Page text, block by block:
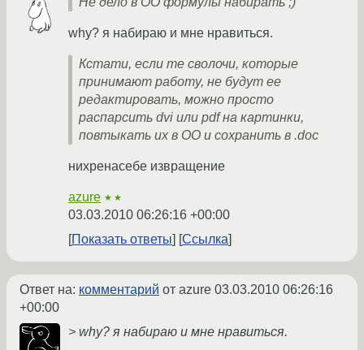
why? я набираю и мне нравиться.
Кстати, если те сволочи, которые
принимают работу, не будут ее
редактировать, можно просто
распарсить dvi или pdf на картинки,
повтыкать их в ОО и сохранить в .doc
нихренасебе извращение
azure ★★
03.03.2010 06:26:16 +00:00
Показать ответы
Ссылка
Ответ на: комментарий от azure 03.03.2010 06:26:16
+00:00
> why? я набираю и мне нравиться.